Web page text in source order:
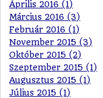
Április 2016 (1)
Március 2016 (3)
Február 2016 (1)
November 2015 (3)
Október 2015 (2)
Szeptember 2015 (1)
Augusztus 2015 (1)
Július 2015 (1)